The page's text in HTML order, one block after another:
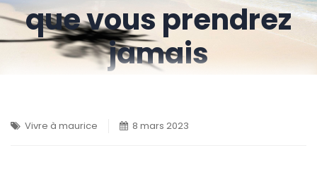
que vous prendrez
jamais
Vivre à maurice 8 mars 2023